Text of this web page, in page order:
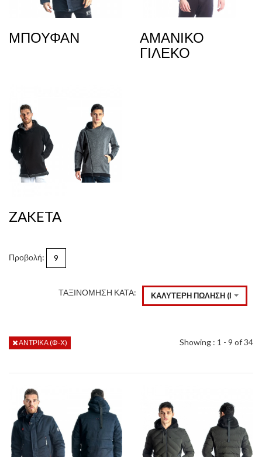
ΜΠΟΥΦΑΝ
ΑΜΑΝΙΚΟ
ΓΙΛΕΚΟ
ZAKETA
Προβολή: 9
ΚΑΛΥΤΕΡΗ ΠΩΛΗΣΗ
ΤΑΞΙΝΟΜΗΣΗ ΚΑΤΑ:
ΑΝΤΡΙΚΑ (Φ-Χ) Showing : 1 - 9 of 34